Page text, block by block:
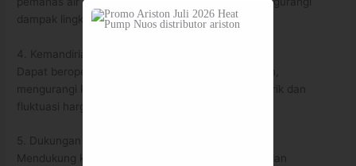
dampak lingkungan negatif.
4. Kemandirian Energi
Dapat beroperasi mandiri dari jaringan listrik umum,
mengurangi kerentanan terhadap pemadaman listrik dan
fluktuasi harga energi.
5. Dukungan untuk Pembangunan Berkelanjutan
Mendukung konsep pembangunan berkelanjutan dan